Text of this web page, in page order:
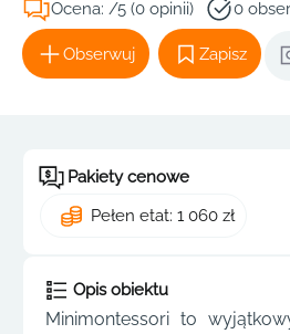
Ocena: /5 (0 opinii)
0
Obserwuj Zapisz
Pakiety cenowe
Pełen etat: 1 060 zł
Opis obiektu
Minimontessori to